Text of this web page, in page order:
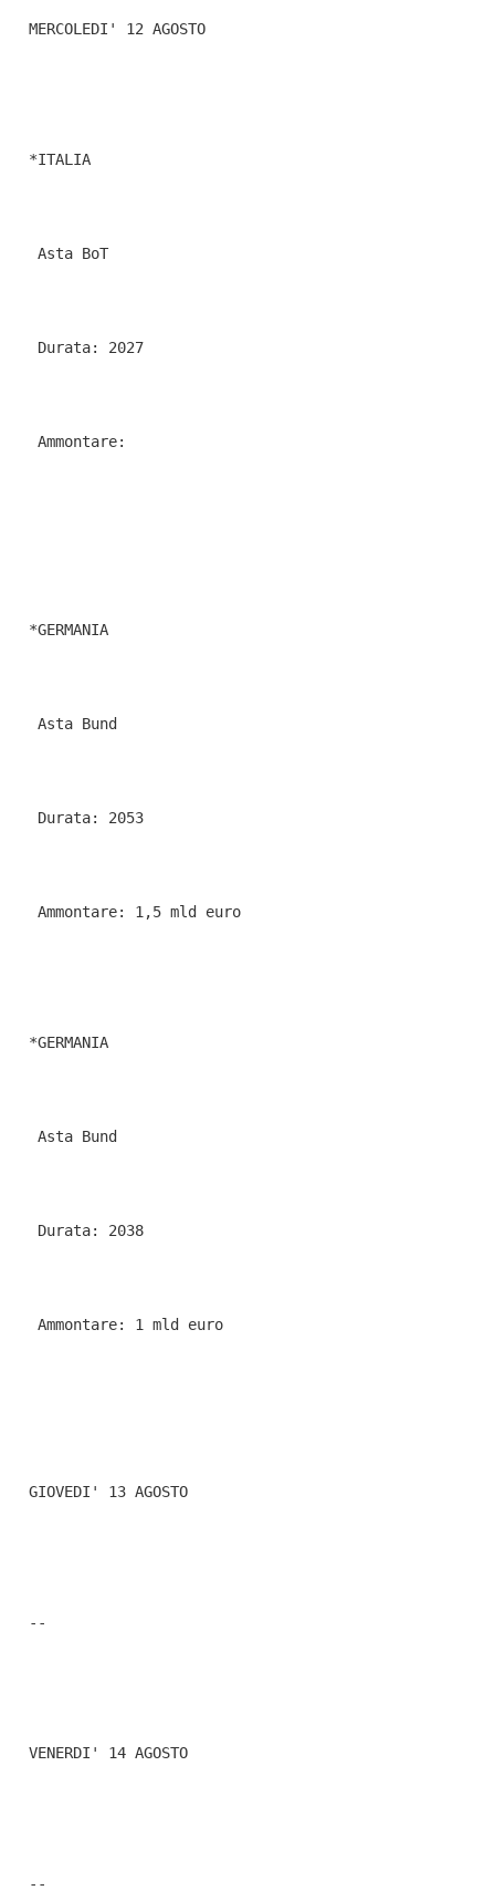
  MERCOLEDI' 12 AGOSTO
  *ITALIA
   Asta BoT
   Durata: 2027
   Ammontare:
  *GERMANIA
   Asta Bund
   Durata: 2053
   Ammontare: 1,5 mld euro
  *GERMANIA
   Asta Bund
   Durata: 2038
   Ammontare: 1 mld euro
  GIOVEDI' 13 AGOSTO
  --
  VENERDI' 14 AGOSTO
  --